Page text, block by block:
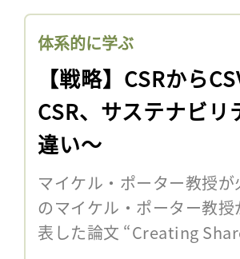
体系的に学ぶ
【戦略】CSRから
CSR、サステナビリ
違い〜
マイケル・ポーター教授
のマイケル・ポーター教
表した論文 “Creating